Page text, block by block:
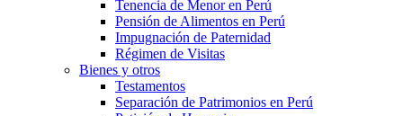
Tenencia de Menor en Perú
Pensión de Alimentos en Perú
Impugnación de Paternidad
Régimen de Visitas
Bienes y otros
Testamentos
Separación de Patrimonios en Perú